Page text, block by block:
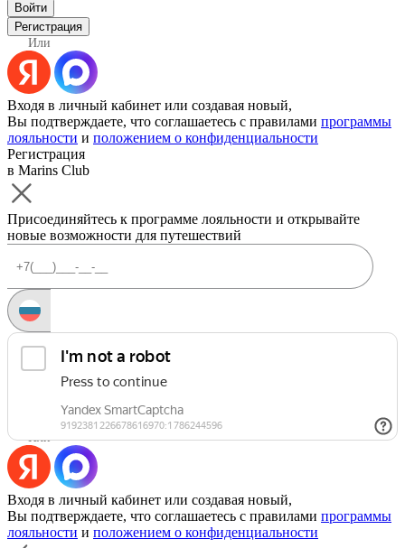
Войти
Регистрация
Или
Входя в личный кабинет или создавая новый,
Вы подтверждаете, что соглашаетесь с правилами программы
лояльности и положением о конфиденциальности
Регистрация
в Marins Club
Присоединяйтесь к программе лояльности и открывайте
новые возможности для путешествий
Запросить код
Уже есть аккаунт?Войти
Или
Входя в личный кабинет или создавая новый,
Вы подтверждаете, что соглашаетесь с правилами программы
лояльности и положением о конфиденциальности